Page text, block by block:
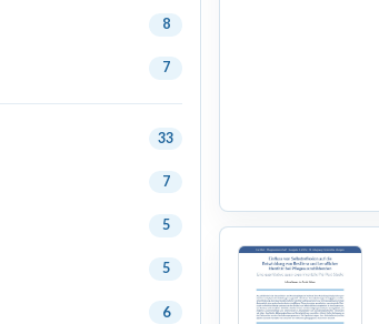
8
7
33
7
5
5
6